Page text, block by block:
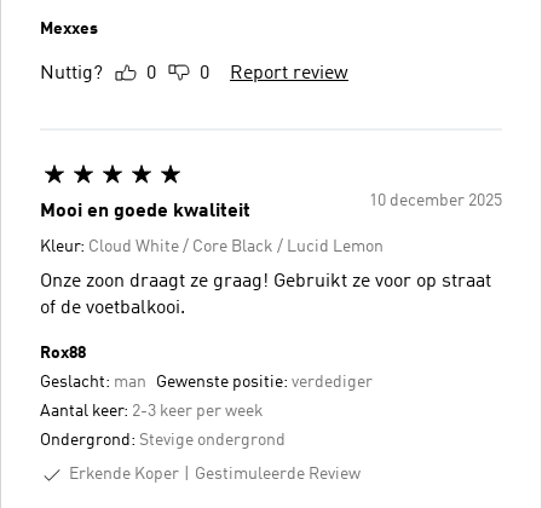
Mexxes
Nuttig? 0 0 Report review
10 december 2025
Mooi en goede kwaliteit
Kleur: Cloud White / Core Black / Lucid Lemon
Onze zoon draagt ze graag! Gebruikt ze voor op straat
of de voetbalkooi.
Rox88
Geslacht: man Gewenste positie: verdediger
Aantal keer: 2-3 keer per week
Ondergrond: Stevige ondergrond
Erkende Koper
Gestimuleerde Review